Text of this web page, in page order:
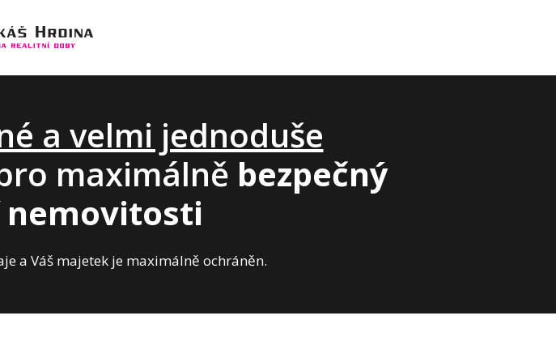
a velmi jednoduše
maximálně bezpečný
nemovitosti
a Váš majetek je maximálně ochráněn.